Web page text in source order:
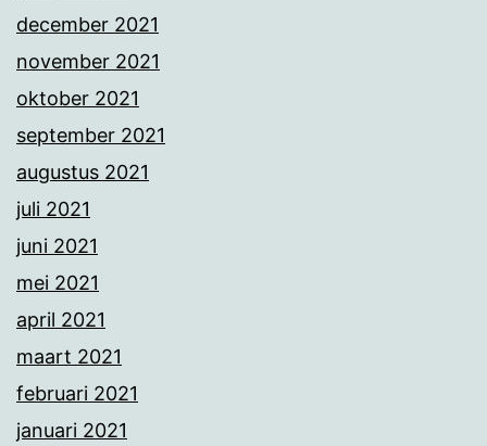
december 2021
november 2021
oktober 2021
september 2021
augustus 2021
juli 2021
juni 2021
mei 2021
april 2021
maart 2021
februari 2021
januari 2021